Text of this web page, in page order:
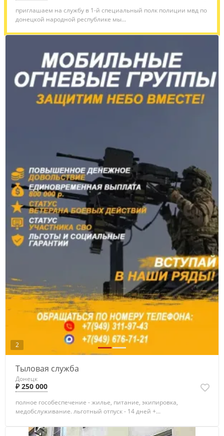
приглашаем на службу в 1-й специальный полк полиции мвд по
донецкой народной республике мы...
2
Тыловая служба
Донецк
₽ 250 000
полное гособеспечение - жилье, питание, экипировка,
медобслуживание. льготный отпуск - 14 дней +...